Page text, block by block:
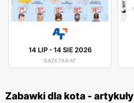
14 LIP-14 SIE 2026
GAZETKA AT
Zabawki dla kota - artykuły